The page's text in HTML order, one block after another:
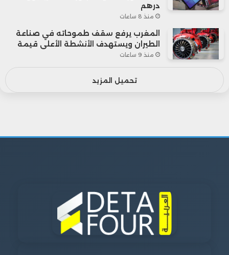
درهم
منذ 8 ساعات
المغرب يرفع سقف طموحاته في صناعة
الطيران ويستهدف الأنشطة الأعلى قيمة
منذ 9 ساعات
تحميل المزيد